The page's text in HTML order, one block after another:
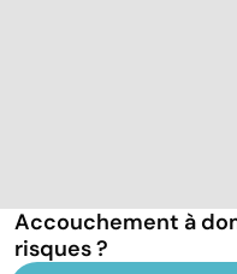
Accouchement à
risques ?